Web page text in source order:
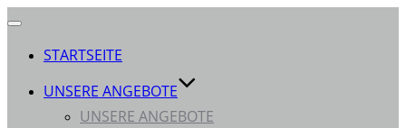
Navigation
STARTSEITE
UNSERE ANGEBOTE
UNSERE ANGEBOTE